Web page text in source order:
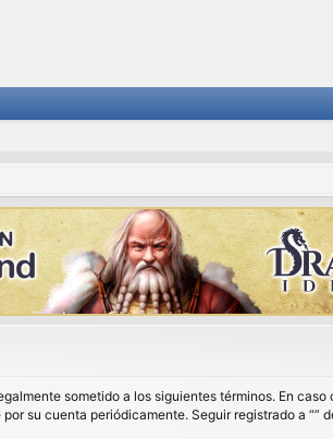
sometido a los siguientes términos. En
su cuenta periódicamente. Seguir registrado a “”